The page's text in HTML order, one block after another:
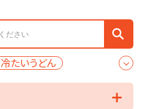
冷たいうどん